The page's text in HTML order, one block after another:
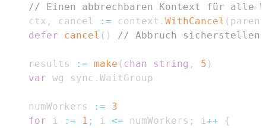
// Einen abbrechbaren Kontext für alle
	ctx
, cancel := context . WithCancel (
defer
cancel ( ) // Abbruch
	results
:= make ( chan string , 5 )
var wg sync .
	numWorkers
:=
3
for i := 1 ; i <= numWorkers ; i ++
{